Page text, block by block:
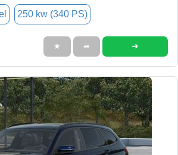
250 kw (340 PS)
★ ➦ ➜